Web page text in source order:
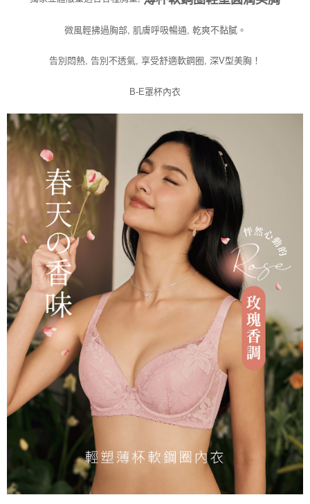
微風輕拂過胸部, 肌膚呼吸暢通, 乾爽不黏膩。
告別悶熱, 告別不透氣, 享受舒適軟鋼圈, 深V型美胸！
B-E罩杯內衣